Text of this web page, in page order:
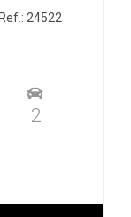
Ref.: 24522
2